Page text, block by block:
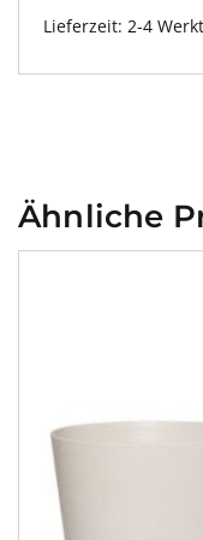
Lieferzeit: 2-4
Ähnliche